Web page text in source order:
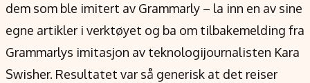
dem som ble imitert av Grammarly – la inn en av sine
egne artikler i verktøyet og ba om tilbakemelding fra
Grammarlys imitasjon av teknologijournalisten Kara
Swisher. Resultatet var så generisk at det reiser